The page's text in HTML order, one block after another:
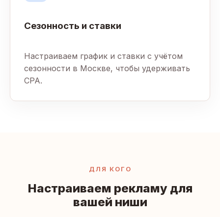
Сезонность и ставки
Настраиваем график и ставки с учётом
сезонности в Москве, чтобы удерживать
CPA.
ДЛЯ КОГО
Настраиваем рекламу для
вашей ниши